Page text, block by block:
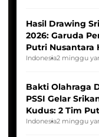
Hasil Drawing
2026: Garuda
Putri Nusantara
Indonesia2 minggu
Bakti Olahraga
PSSI Gelar
Kudus: 2 Tim
Tim Asia
Indonesia2 minggu